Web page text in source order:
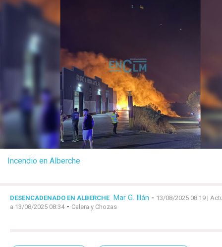
Incendio en Alberche
DESENCADENADO EN ALBERCHE Mar G. Illán - 13/08/2025 08:19 |
a 13/08/2025 08:34- Calera y Chozas